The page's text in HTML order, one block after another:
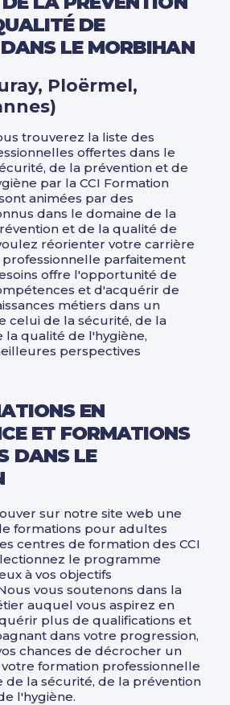
Leadership
communication digitale
et télécom
social Services à la
Qualité Hygiène
Bureautique
3
4
5
DE
LE MORBIHAN
Ploërmel,
trouverez la liste des
offertes dans le
de la prévention et de
par la CCI Formation
animées par des
dans le domaine de la
et de la qualité de
réorienter votre carrière
professionnelle parfaitement
offre l'opportunité de
et d'acquérir de
métiers dans un
celui de la sécurité, de la
la qualité de l'hygiène,
perspectives
EN
ET FORMATIONS
DANS LE
sur notre site web une
formations pour adultes
centres de formation des CCI
le programme
à vos objectifs
vous soutenons dans la
auquel vous aspirez en
plus de qualifications et
dans votre progression,
chances de décrocher un
formation professionnelle
de la sécurité, de la prévention
l'hygiène.